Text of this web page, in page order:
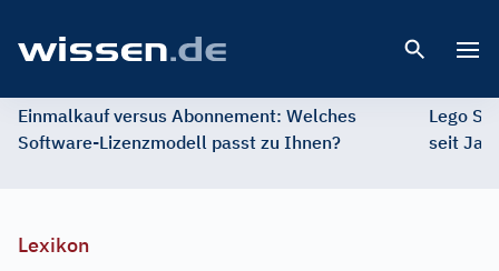
Einmalkauf versus Abonnement: Welches
Software-Lizenzmodell passt zu Ihnen?
Lego
seit
Lexikon